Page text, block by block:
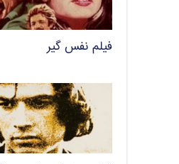
فیلم نفس گیر